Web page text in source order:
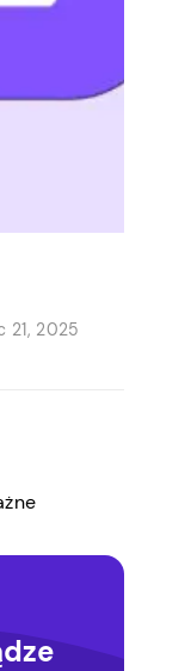
21, 2025